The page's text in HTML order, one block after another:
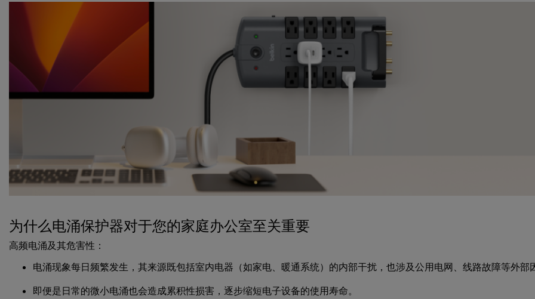
为什么电涌保护器对于您的家庭办公室至关重要
高频电涌及其危害性：
电涌现象每日频繁发生，其来源既包括室内电器（如家电、暖通系统）的内部干扰，也涉及公用电网、线路故障等外部
即便是日常的微小电涌也会造成累积性损害，逐步缩短电子设备的使用寿命。